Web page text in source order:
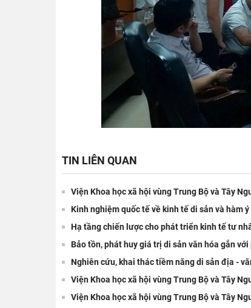
TIN LIÊN QUAN
Viện Khoa học xã hội vùng Trung Bộ và Tây
Kinh nghiệm quốc tế về kinh tế di sản và hàm
Hạ tầng chiến lược cho phát triển kinh tế tư
Bảo tồn, phát huy giá trị di sản văn hóa gắn
Nghiên cứu, khai thác tiềm năng di sản địa -
Viện Khoa học xã hội vùng Trung Bộ và Tây
Viện Khoa học xã hội vùng Trung Bộ và Tây